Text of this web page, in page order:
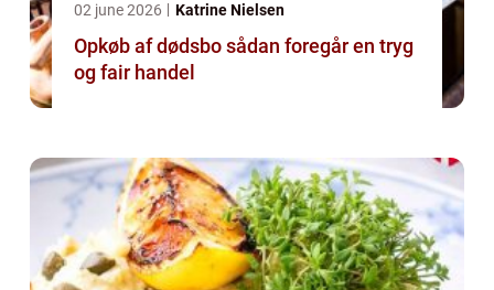
02 june 2026 Katrine Nielsen
Opkøb af dødsbo sådan foregår en tryg
og fair handel